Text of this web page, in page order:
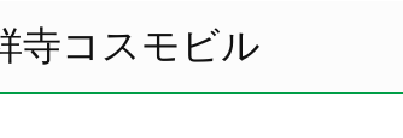
寺コスモビル